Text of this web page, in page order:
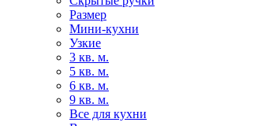
Размер
Мини-кухни
Узкие
3 кв. м.
5 кв. м.
6 кв. м.
9 кв. м.
Все для кухни